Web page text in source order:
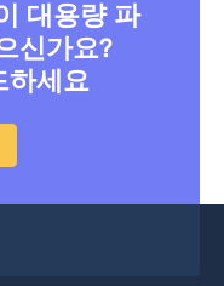
대용량 파
신가요?
하세요